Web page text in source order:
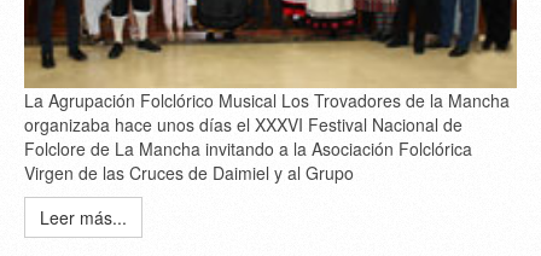
La Agrupación Folclórico Musical Los Trovadores de la Mancha
organizaba hace unos días el XXXVI Festival Nacional de
Folclore de La Mancha invitando a la Asociación Folclórica
Virgen de las Cruces de Daimiel y al Grupo
Leer más...